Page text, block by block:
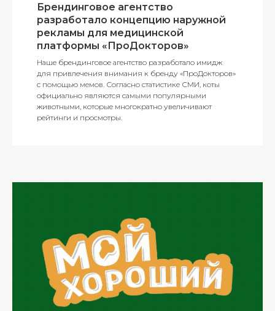
Брендинговое агентство
разработало концепцию наружной
рекламы для медицинской
платформы «ПроДокторов»
Наше брендинговое агентство разработало имидж
для привлечения внимания к бренду «ПроДокторов»
с помощью мемов. Согласно статистике СМИ, коты
официально являются самыми популярными
животными, которые многократно увеличивают
рейтинги и просмотры.